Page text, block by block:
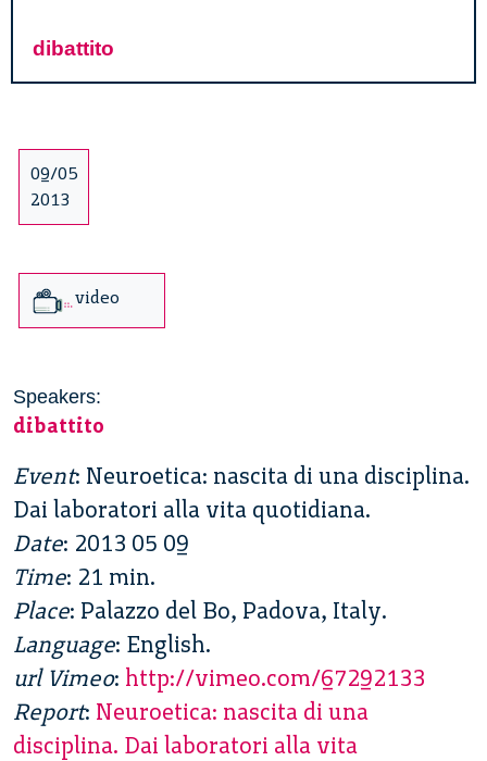
dibattito
09/05
2013
video
Speakers:
dibattito
Event: Neuroetica: nascita di una disciplina.
Dai laboratori alla vita quotidiana.
Date: 2013 05 09
Time: 21 min.
Place: Palazzo del Bo, Padova, Italy.
Language: English.
url Vimeo: http://vimeo.com/67292133
Report: Neuroetica: nascita di una
disciplina. Dai laboratori alla vita